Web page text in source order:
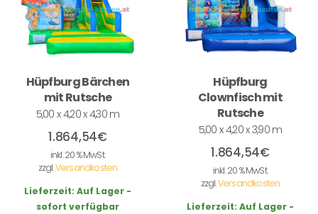
Hüpfburg Bärchen
mit Rutsche
5,00 x 4,20 x 4,30 m
1.864,54€
inkl. 20 % MwSt.
zzgl.Versandkosten
Lieferzeit: Auf Lager -
sofort verfügbar
Hüpfburg
Clownfisch mit
Rutsche
5,00 x 4,20 x 3,90 m
1.864,54€
inkl. 20 % MwSt.
zzgl.Versandkosten
Lieferzeit: Auf Lager -